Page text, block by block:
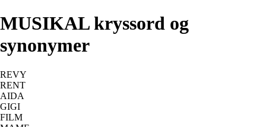
MUSIKAL kryssord og
synonymer
REVY
RENT
AIDA
GIGI
FILM